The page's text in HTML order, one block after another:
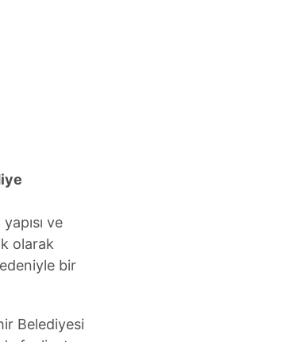
ve
olarak
bir
Belediyesi